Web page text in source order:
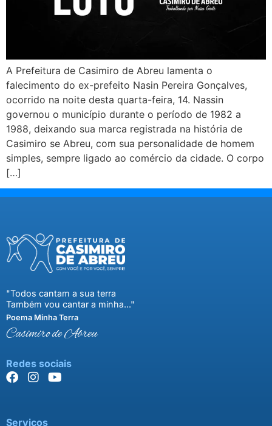
A Prefeitura de Casimiro de Abreu lamenta o
falecimento do ex-prefeito Nasin Pereira Gonçalves,
ocorrido na noite desta quarta-feira, 14. Nassin
governou o município durante o período de 1982 a
1988, deixando sua marca registrada na história de
Casimiro se Abreu, com sua personalidade de homem
simples, sempre ligado ao comércio da cidade. O corpo
[…]
"Todos cantam a sua terra
Também vou cantar a minha..."
Poema Minha Terra
Casimiro de Abreu
Redes sociais
Serviços